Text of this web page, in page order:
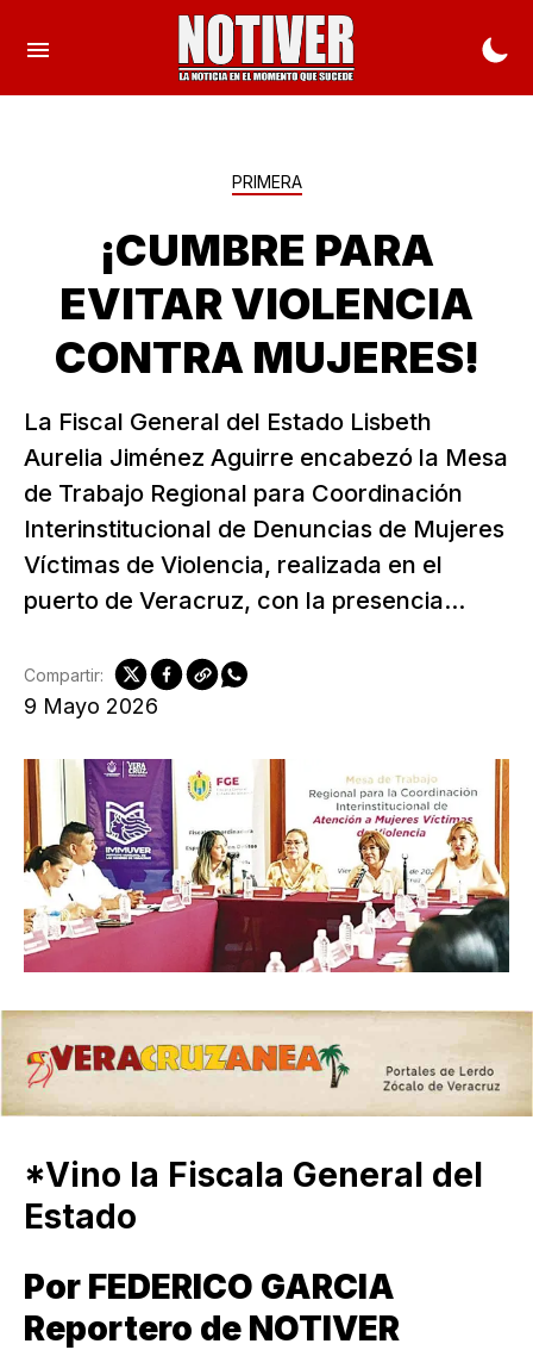
PRIMERA
¡CUMBRE PARA
EVITAR VIOLENCIA
CONTRA MUJERES!
La Fiscal General del Estado Lisbeth
Aurelia Jiménez Aguirre encabezó la Mesa
de Trabajo Regional para Coordinación
Interinstitucional de Denuncias de Mujeres
Víctimas de Violencia, realizada en el
puerto de Veracruz, con la presencia...
9 Mayo 2026
Compartir:
*Vino la Fiscala General del
Estado
Por FEDERICO GARCIA
Reportero de NOTIVER